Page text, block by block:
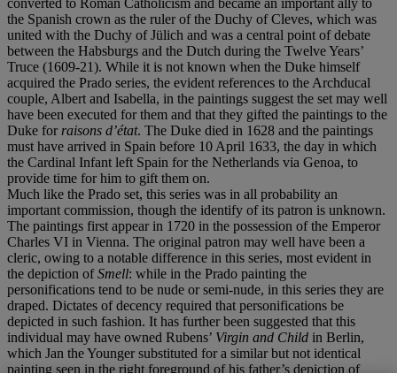
the Spanish crown as the ruler of the Duchy of Cleves, which was
united with the Duchy of Jülich and was a central point of debate
between the Habsburgs and the Dutch during the Twelve Years’
Truce (1609-21). While it is not known when the Duke himself
acquired the Prado series, the evident references to the Archducal
couple, Albert and Isabella, in the paintings suggest the set may well
have been executed for them and that they gifted the paintings to the
Duke for raisons d’état. The Duke died in 1628 and the paintings
must have arrived in Spain before 10 April 1633, the day in which
the Cardinal Infant left Spain for the Netherlands via Genoa, to
provide time for him to gift them on.
Much like the Prado set, this series was in all probability an
important commission, though the identify of its patron is unknown.
The paintings first appear in 1720 in the possession of the Emperor
Charles VI in Vienna. The original patron may well have been a
cleric, owing to a notable difference in this series, most evident in
the depiction ofSmell: while in the Prado painting the
personifications tend to be nude or semi-nude, in this series they are
draped. Dictates of decency required that personifications be
depicted in such fashion. It has further been suggested that this
individual may have owned Rubens’ Virgin and Child in Berlin,
which Jan the Younger substituted for a similar but not identical
painting seen in the right foreground of his father’s depiction of